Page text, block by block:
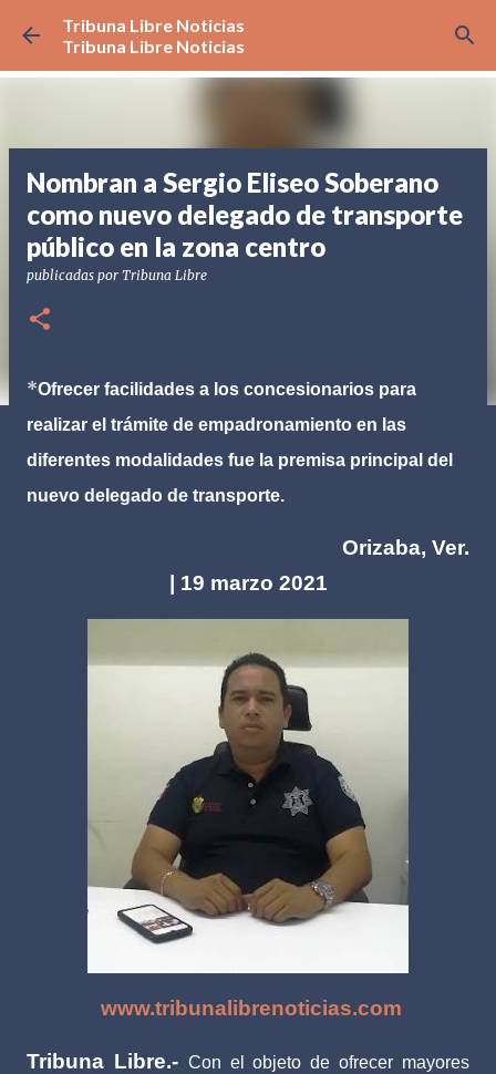
Ir al contenido principal
Tribuna Libre Noticias
Tribuna Libre Noticias
Nombran a Sergio Eliseo Soberano
como nuevo delegado de transporte
público en la zona centro
publicadas por Tribuna Libre
*Ofrecer facilidades a los concesionarios para
realizar el trámite de empadronamiento en las
diferentes modalidades fue la premisa principal del
nuevo delegado de transporte.
Orizaba, Ver.
| 19 marzo 2021
www.tribunalibrenoticias.com
Tribuna Libre.- Con el objeto de ofrecer mayores